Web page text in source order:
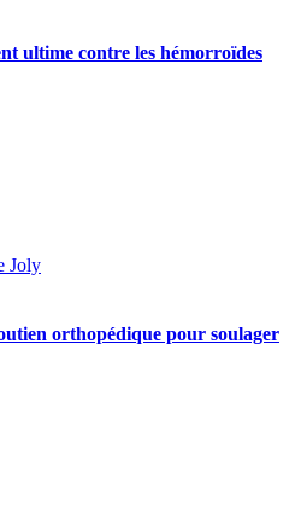
ultime contre les hémorroïdes
Joly
orthopédique pour soulager